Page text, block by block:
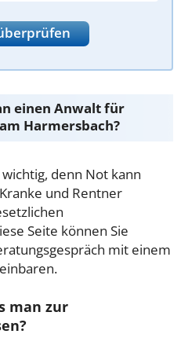
einen Anwalt für
Harmersbach?
denn Not kann
und Rentner
Seite können Sie
mit einem
man zur